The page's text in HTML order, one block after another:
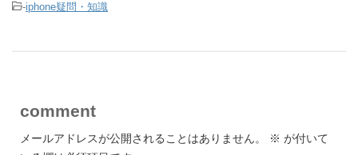
-iphone疑問・知識
comment
メールアドレスが公開されることはありません。 ※ が付いて